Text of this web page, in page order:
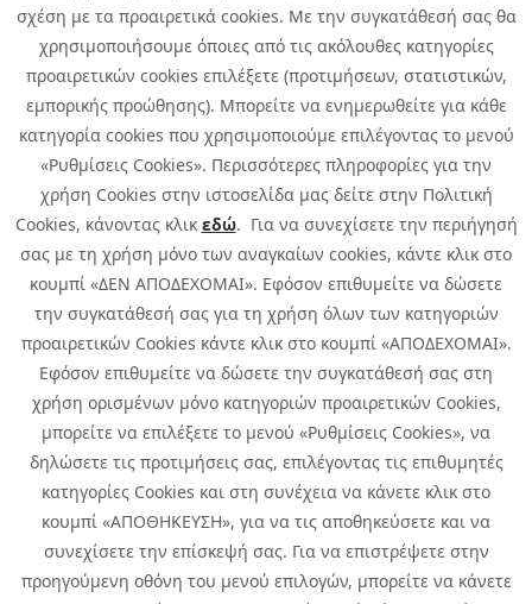
σχέση με τα προαιρετικά cookies. Με την συγκατάθεσή σας θα
χρησιμοποιήσουμε όποιες από τις ακόλουθες κατηγορίες
προαιρετικών cookies επιλέξετε (προτιμήσεων, στατιστικών,
εμπορικής προώθησης). Μπορείτε να ενημερωθείτε για κάθε
κατηγορία cookies που χρησιμοποιούμε επιλέγοντας το μενού
«Ρυθμίσεις Cookies». Περισσότερες πληροφορίες για την
χρήση Cookies στην ιστοσελίδα μας δείτε στην Πολιτική
Cookies, κάνοντας κλικ εδώ. Για να συνεχίσετε την περιήγησή
σας με τη χρήση μόνο των αναγκαίων cookies, κάντε κλικ στο
κουμπί «ΔΕΝ ΑΠΟΔΕΧΟΜΑΙ». Εφόσον επιθυμείτε να δώσετε
την συγκατάθεσή σας για τη χρήση όλων των κατηγοριών
προαιρετικών Cookies κάντε κλικ στο κουμπί «ΑΠΟΔΕΧΟΜΑΙ».
Εφόσον επιθυμείτε να δώσετε την συγκατάθεσή σας στη
χρήση ορισμένων μόνο κατηγοριών προαιρετικών Cookies,
μπορείτε να επιλέξετε το μενού «Ρυθμίσεις Cookies», να
δηλώσετε τις προτιμήσεις σας, επιλέγοντας τις επιθυμητές
κατηγορίες Cookies και στη συνέχεια να κάνετε κλικ στο
κουμπί «ΑΠΟΘΗΚΕΥΣΗ», για να τις αποθηκεύσετε και να
συνεχίσετε την επίσκεψή σας. Για να επιστρέψετε στην
προηγούμενη οθόνη του μενού επιλογών, μπορείτε να κάνετε